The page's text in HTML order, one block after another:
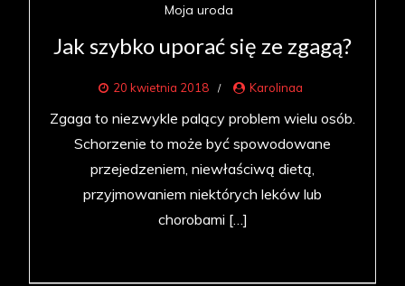
Moja uroda
Jak szybko uporać się ze zgagą?
20 kwietnia 2018 Karolinaa
Zgaga to niezwykle palący problem wielu osób.
Schorzenie to może być spowodowane
przejedzeniem, niewłaściwą dietą,
przyjmowaniem niektórych leków lub
chorobami […]